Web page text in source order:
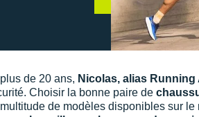
de 20 ans, Nicolas, alias Running
Choisir la bonne paire de
de modèles disponibles sur le